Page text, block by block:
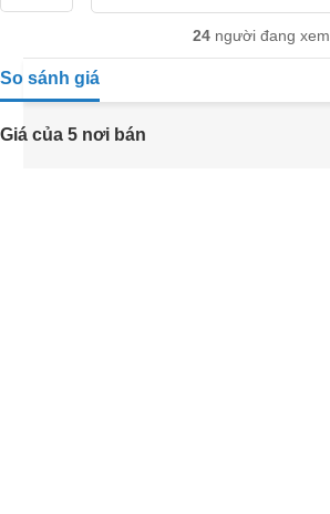
24 người đang xem
So sánh giá
Giá của 5 nơi bán